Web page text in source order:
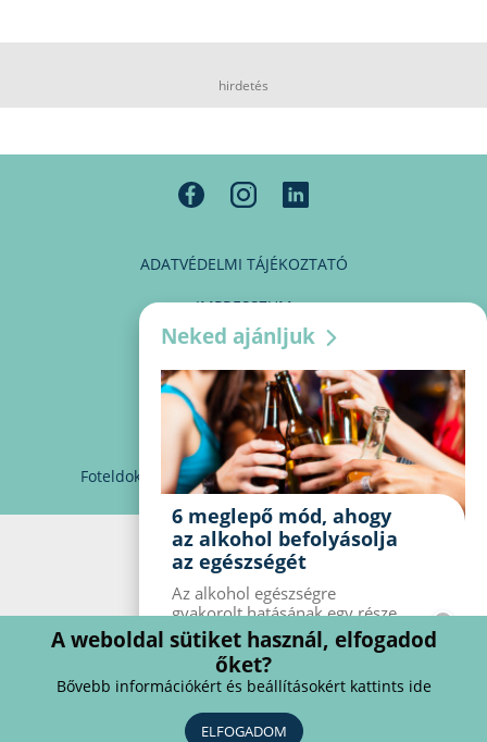
hirdetés
ADATVÉDELMI TÁJÉKOZTATÓ
IMPRESSZUM
MÉDIAAJÁNLAT
PARTNEREINK
KAPCSOLAT
Foteldoki info@foteldoki.hu Süti beállítások
Neked ajánljuk
6 meglepő mód, ahogy
az alkohol befolyásolja
az egészségét
Az alkohol egészségre
gyakorolt ​​hatásának egy része
jól ismert, mások azonban
meglepők lehetnek. Van hat
kevésbé ismert hatás, amelyet
az alkohol gyakorol a
szervezetre.
A weboldal sütiket használ, elfogadod
őket?
Bővebb információkért és beállításokért kattints ide
ELFOGADOM